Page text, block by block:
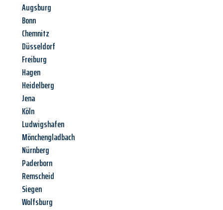
Augsburg
Bonn
Chemnitz
Düsseldorf
Freiburg
Hagen
Heidelberg
Jena
Köln
Ludwigshafen
Mönchengladbach
Nürnberg
Paderborn
Remscheid
Siegen
Wolfsburg